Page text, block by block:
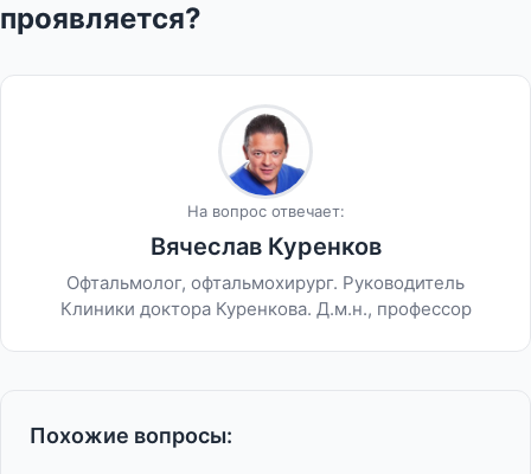
проявляется?
На вопрос отвечает:
Вячеслав Куренков
Офтальмолог, офтальмохирург. Руководитель
Клиники доктора Куренкова. Д.м.н., профессор
Похожие вопросы: